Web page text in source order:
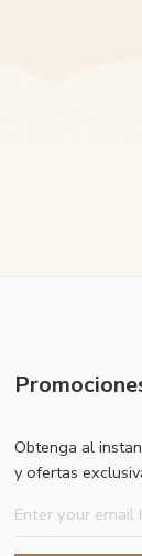
Obtenga al
y ofertas